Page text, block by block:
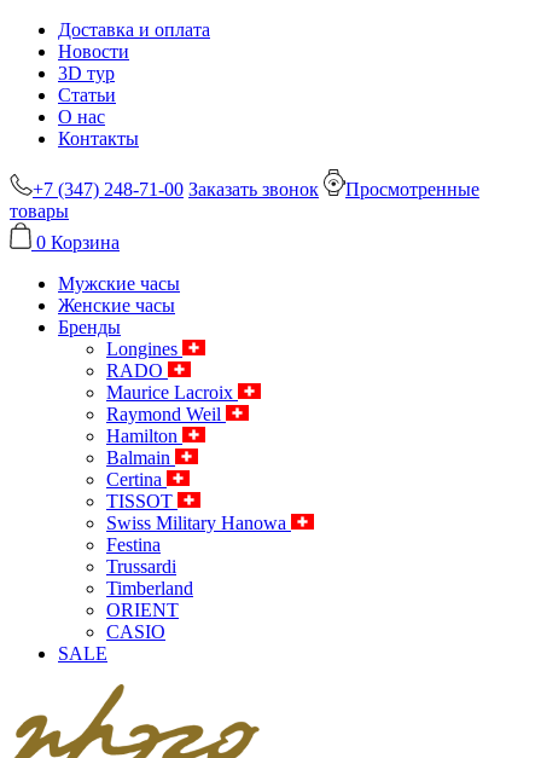
Доставка и оплата
Новости
3D тур
Статьи
О нас
Контакты
+7 (347) 248-71-00 Заказать звонок
Просмотренные
товары
0 Корзина
Мужские часы
Женские часы
Бренды
Longines
RADO
Maurice Lacroix
Raymond Weil
Hamilton
Balmain
Certina
TISSOT
Swiss Military Hanowa
Festina
Trussardi
Timberland
ORIENT
CASIO
SALE